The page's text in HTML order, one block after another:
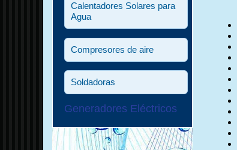
Calentadores Solares para
Agua
Compresores de aire
Soldadoras
Generadores Eléctricos